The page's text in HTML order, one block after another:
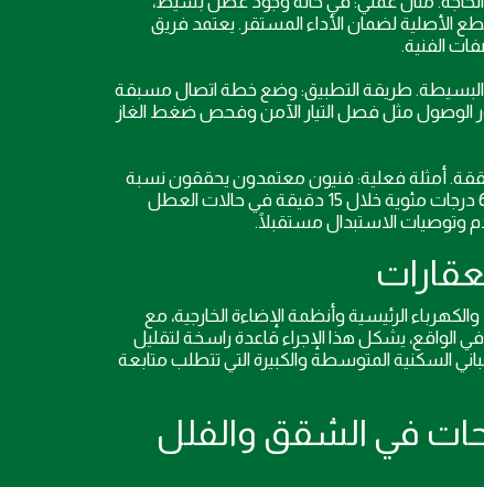
الأصلية لضمان الأداء المستقر. يعتمد فريق
الفنية.
الحالات البسيطة. طريقة التطبيق: وضع خطة اتصال مسبقة
الوصول مثل فصل التيار الآمن وفحص ضغط الغاز
أمثلة فعلية: فنيون معتمدون يحققون نسبة
نجاح 92% من المحاولة الأولى عند اكتشاف الانسدادات الصغيرة، وتبريد يصل إلى 6 درجات مئوية خلال 15 دقيقة في حالات العطل
وتوصيات الاستبدال مستقبلًا.
الرئيسية وأنظمة الإضاءة الخارجية، مع
الواقع، يشكل هذا الإجراء قاعدة راسخة لتقليل
السكنية المتوسطة والكبيرة التي تتطلب متابعة
في الشقق والفلل